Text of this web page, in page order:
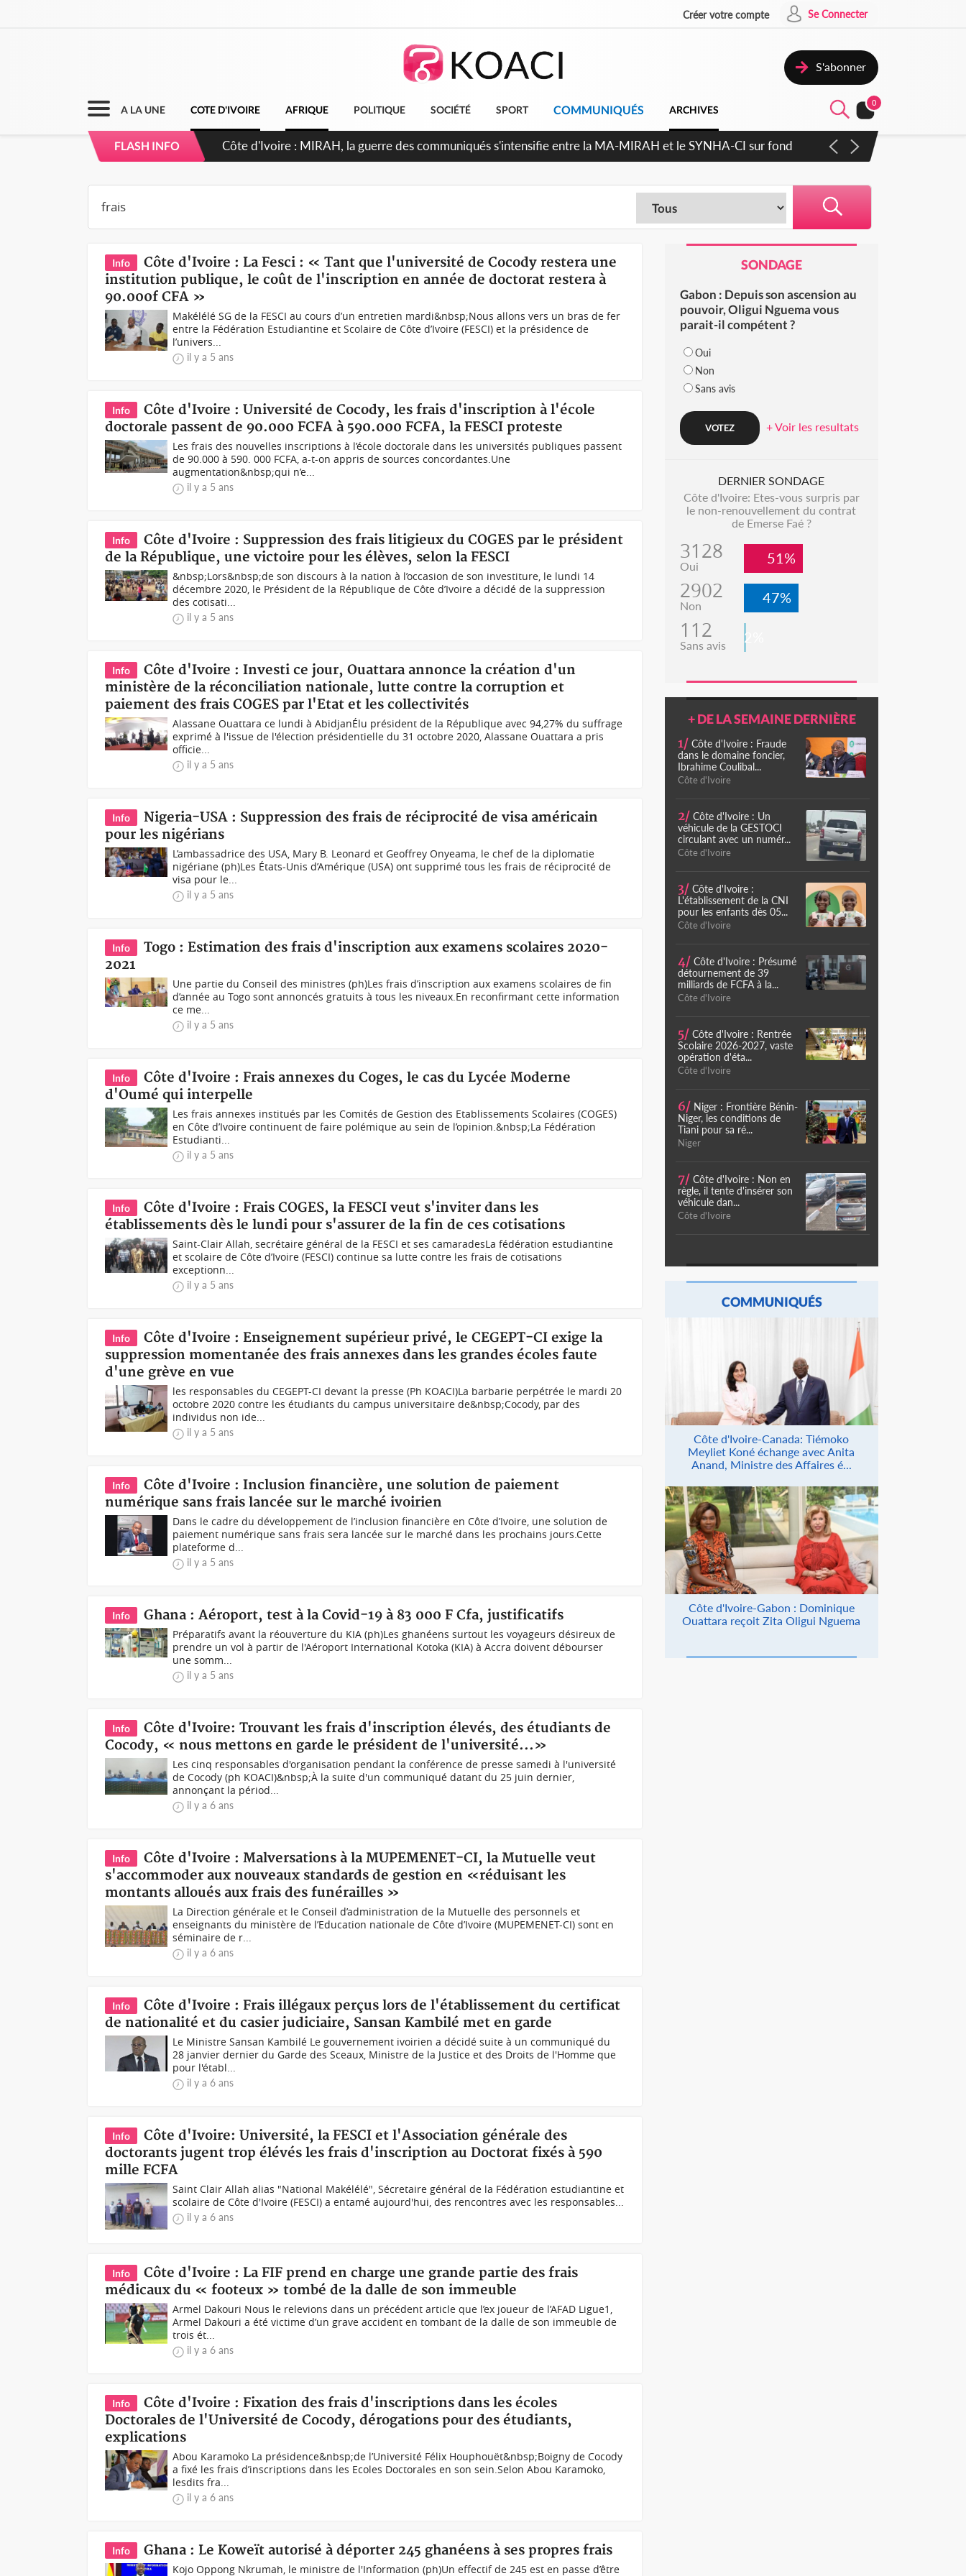
Créer votre compte Se Connecter
S'abonner
A LA UNE COTE D'IVOIRE AFRIQUE POLITIQUE SOCIÉTÉ SPORT COMMUNIQUÉS ARCHIVES
0
FLASH INFO Côte d'Ivoire : Indépendance 2026, Thiam plaide pour un environnement démocratique plus apaisé
Info
Côte d'Ivoire : La Fesci : « Tant que l'université de Cocody restera une
institution publique, le coût de l'inscription en année de doctorat restera à
90.000f CFA »
Makélélé SG de la FESCI au cours d’un entretien mardi&nbsp;Nous allons vers un bras de fer
entre la Fédération Estudiantine et Scolaire de Côte d’Ivoire (FESCI) et la présidence de
l’univers...
il y a 5 ans
Info
Côte d'Ivoire : Université de Cocody, les frais d'inscription à l'école
doctorale passent de 90.000 FCFA à 590.000 FCFA, la FESCI proteste
Les frais des nouvelles inscriptions à l’école doctorale dans les universités publiques passent
de 90.000 à 590. 000 FCFA, a-t-on appris de sources concordantes.Une
augmentation&nbsp;qui n’e...
il y a 5 ans
Info
Côte d'Ivoire : Suppression des frais litigieux du COGES par le président
de la République, une victoire pour les élèves, selon la FESCI
&nbsp;Lors&nbsp;de son discours à la nation à l’occasion de son investiture, le lundi 14
décembre 2020, le Président de la République de Côte d’Ivoire a décidé de la suppression
des cotisati...
il y a 5 ans
Info
Côte d'Ivoire : Investi ce jour, Ouattara annonce la création d'un
ministère de la réconciliation nationale, lutte contre la corruption et
paiement des frais COGES par l'Etat et les collectivités
Alassane Ouattara ce lundi à AbidjanÉlu président de la République avec 94,27% du suffrage
exprimé à l'issue de l'élection présidentielle du 31 octobre 2020, Alassane Ouattara a pris
officie...
il y a 5 ans
Info
Nigeria-USA : Suppression des frais de réciprocité de visa américain
pour les nigérians
L’ambassadrice des USA, Mary B. Leonard et Geoffrey Onyeama, le chef de la diplomatie
nigériane (ph)Les États-Unis d’Amérique (USA) ont supprimé tous les frais de réciprocité de
visa pour le...
il y a 5 ans
Info
Togo : Estimation des frais d'inscription aux examens scolaires 2020-
2021
Une partie du Conseil des ministres (ph)Les frais d’inscription aux examens scolaires de fin
d’année au Togo sont annoncés gratuits à tous les niveaux.En reconfirmant cette information
ce me...
il y a 5 ans
Info
Côte d'Ivoire : Frais annexes du Coges, le cas du Lycée Moderne
d'Oumé qui interpelle
Les frais annexes institués par les Comités de Gestion des Etablissements Scolaires (COGES)
en Côte d’Ivoire continuent de faire polémique au sein de l’opinion.&nbsp;La Fédération
Estudianti...
il y a 5 ans
Info
Côte d'Ivoire : Frais COGES, la FESCI veut s'inviter dans les
établissements dès le lundi pour s'assurer de la fin de ces cotisations
Saint-Clair Allah, secrétaire général de la FESCI et ses camaradesLa fédération estudiantine
et scolaire de Côte d’Ivoire (FESCI) continue sa lutte contre les frais de cotisations
exceptionn...
il y a 5 ans
Info
Côte d'Ivoire : Enseignement supérieur privé, le CEGEPT-CI exige la
suppression momentanée des frais annexes dans les grandes écoles faute
d'une grève en vue
les responsables du CEGEPT-CI devant la presse (Ph KOACI)La barbarie perpétrée le mardi 20
octobre 2020 contre les étudiants du campus universitaire de&nbsp;Cocody, par des
individus non ide...
il y a 5 ans
Info
Côte d'Ivoire : Inclusion financière, une solution de paiement
numérique sans frais lancée sur le marché ivoirien
Dans le cadre du développement de l’inclusion financière en Côte d’Ivoire, une solution de
paiement numérique sans frais sera lancée sur le marché dans les prochains jours.Cette
plateforme d...
il y a 5 ans
Info Ghana : Aéroport, test à la Covid-19 à 83 000 F Cfa, justificatifs
Préparatifs avant la réouverture du KIA (ph)Les ghanéens surtout les voyageurs désireux de
prendre un vol à partir de l'Aéroport International Kotoka (KIA) à Accra doivent débourser
une somm...
il y a 5 ans
Info
Côte d'Ivoire: Trouvant les frais d'inscription élevés, des étudiants de
Cocody, « nous mettons en garde le président de l'université...»
Les cinq responsables d'organisation pendant la conférence de presse samedi à l'université
de Cocody (ph KOACI)&nbsp;À la suite d'un communiqué datant du 25 juin dernier,
annonçant la périod...
il y a 6 ans
Info
Côte d'Ivoire : Malversations à la MUPEMENET-CI, la Mutuelle veut
s'accommoder aux nouveaux standards de gestion en «réduisant les
montants alloués aux frais des funérailles »
La Direction générale et le Conseil d’administration de la Mutuelle des personnels et
enseignants du ministère de l’Education nationale de Côte d’Ivoire (MUPEMENET-CI) sont en
séminaire de r...
il y a 6 ans
Info
Côte d'Ivoire : Frais illégaux perçus lors de l'établissement du certificat
de nationalité et du casier judiciaire, Sansan Kambilé met en garde
Le Ministre Sansan Kambilé Le gouvernement ivoirien a décidé suite à un communiqué du
28 janvier dernier du Garde des Sceaux, Ministre de la Justice et des Droits de l'Homme que
pour l'établ...
il y a 6 ans
Info
Côte d'Ivoire: Université, la FESCI et l'Association générale des
doctorants jugent trop élévés les frais d'inscription au Doctorat fixés à 590
mille FCFA
Saint Clair Allah alias "National Makélélé", Sécretaire général de la Fédération estudiantine et
scolaire de Côte d'Ivoire (FESCI) a entamé aujourd'hui, des rencontres avec les responsables...
il y a 6 ans
Info
Côte d'Ivoire : La FIF prend en charge une grande partie des frais
médicaux du « footeux » tombé de la dalle de son immeuble
Armel Dakouri Nous le relevions dans un précédent article que l’ex joueur de l’AFAD Ligue1,
Armel Dakouri a été victime d’un grave accident en tombant de la dalle de son immeuble de
trois ét...
il y a 6 ans
Info
Côte d'Ivoire : Fixation des frais d'inscriptions dans les écoles
Doctorales de l'Université de Cocody, dérogations pour des étudiants,
explications
Abou Karamoko La présidence&nbsp;de l’Université Félix Houphouët&nbsp;Boigny de Cocody
a fixé les frais d’inscriptions dans les Ecoles Doctorales en son sein.Selon Abou Karamoko,
lesdits fra...
il y a 6 ans
Info Ghana : Le Koweït autorisé à déporter 245 ghanéens à ses propres frais
Kojo Oppong Nkrumah, le ministre de l'Information (ph)Un effectif de 245 est en passe d’être
SONDAGE
Gabon : Depuis son ascension au
pouvoir, Oligui Nguema vous
parait-il compétent ?
Oui
Non
Sans avis
+ Voir les resultats
DERNIER SONDAGE
Côte d'Ivoire: Etes-vous surpris par
le non-renouvellement du contrat
de Emerse Faé ?
3128
Oui 51%
2902
Non 47%
112
Sans avis 2%
+ DE LA SEMAINE DERNIÈRE
1/ Côte d'Ivoire : Fraude
dans le domaine foncier,
Ibrahime Coulibal...
Côte d'Ivoire
2/ Côte d'Ivoire : Un
véhicule de la GESTOCI
circulant avec un numér...
Côte d'Ivoire
3/ Côte d'Ivoire :
L'établissement de la CNI
pour les enfants dès 05...
Côte d'Ivoire
4/ Côte d'Ivoire : Présumé
détournement de 39
milliards de FCFA à la...
Côte d'Ivoire
5/ Côte d'Ivoire : Rentrée
Scolaire 2026-2027, vaste
opération d'éta...
Côte d'Ivoire
6/ Niger : Frontière Bénin-
Niger, les conditions de
Tiani pour sa ré...
Niger
7/ Côte d'Ivoire : Non en
règle, il tente d'insérer son
véhicule dan...
Côte d'Ivoire
COMMUNIQUÉS
Côte d'Ivoire-Canada: Tiémoko
Meyliet Koné échange avec Anita
Anand, Ministre des Affaires é...
Côte d'Ivoire-Gabon : Dominique
Ouattara reçoit Zita Oligui Nguema